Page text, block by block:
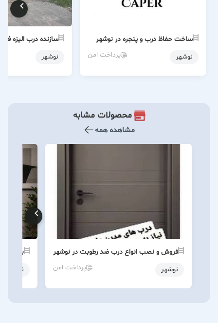
ساخت حفاظ درب و پنجره در نوشهر
نوشهر
پرداخت امن
سازنده درب الیزه
نوشهر
محصولات مشابه
مشاهده همه
فروش و نصب انواع درب ضد رطوبت در نوشهر
نوشهر
پرداخت امن
بهترین
نوشهر